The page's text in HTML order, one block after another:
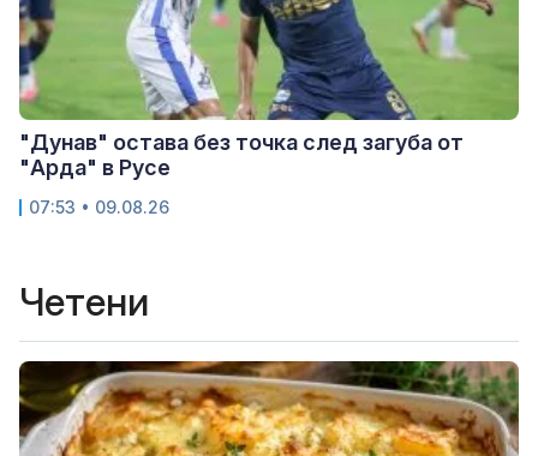
"Дунав" остава без точка след загуба от
"Арда" в Русе
07:53 • 09.08.26
Четени